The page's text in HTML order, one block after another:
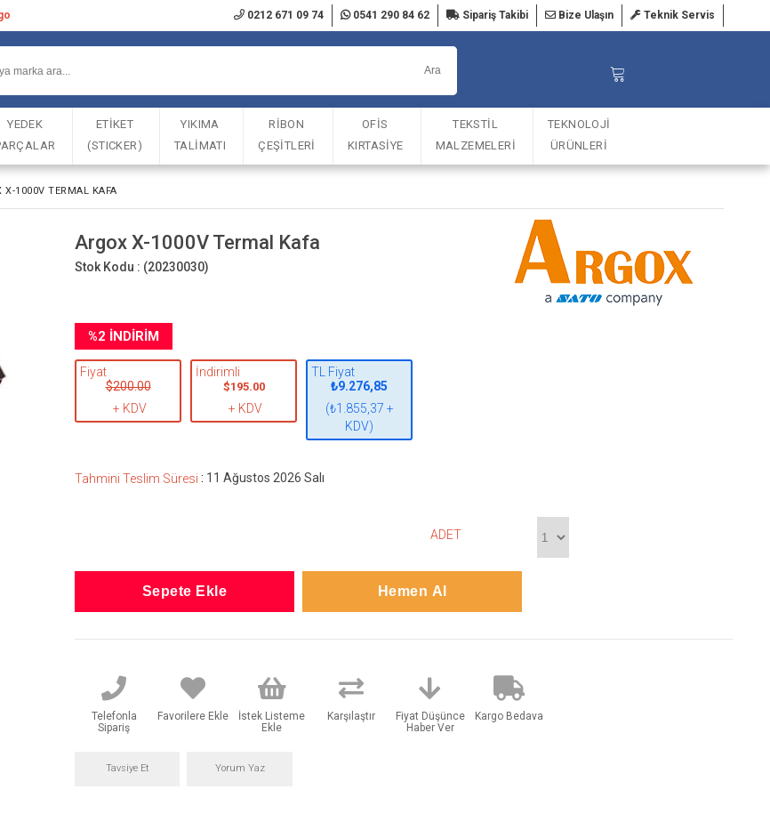
0212 671 09 74 0541 290 84 62 Sipariş Takibi Bize Ulaşın Teknik Servis
YEDEK
ETİKET
(STICKER)
YIKIMA
TALİMATI
RİBON
ÇEŞİTLERİ
OFİS
KIRTASİYE
TEKSTİL
MALZEMELERİ
TEKNOLOJİ
ÜRÜNLERİ
X-1000V TERMAL KAFA
Argox X-1000V Termal Kafa
Stok Kodu : (20230030)
%2 İNDIRIM
Fiyat
$200.00
+ KDV
İndirimli
$195.00
+ KDV
TL Fiyat
₺9.276,85
(₺1.855,37 +
KDV)
Tahmini Teslim Süresi : 11 Ağustos 2026 Salı
ADET
Telefonla
Sipariş
Favorilere Ekle
İstek Listeme
Ekle
Karşılaştır
Fiyat Düşünce
Haber Ver
Kargo Bedava
Tavsiye Et Yorum Yaz